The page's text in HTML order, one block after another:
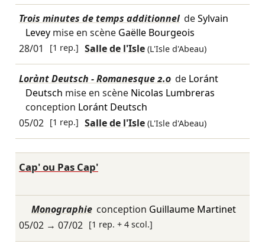
Trois minutes de temps additionnel deSylvain
Leveymise en scène Gaëlle Bourgeois
28/01
[1 rep.] Salle de l'Isle (L'Isle d'Abeau)
Lorànt Deutsch - Romanesque 2.0 de Loránt
Deutsch mise en scène Nicolas Lumbreras
conception Loránt Deutsch
05/02 [1 rep.] Salle de l'Isle (L'Isle d'Abeau)
Cap' ou Pas Cap'
Monographie conception Guillaume Martinet
05/02→ 07/02 [1 rep. + 4 scol.]